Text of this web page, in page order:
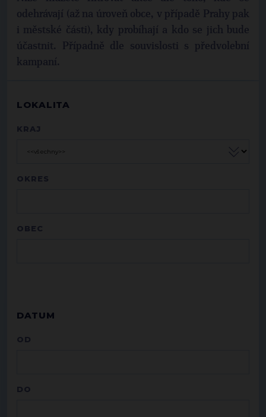
odehrávají (až na úroveň obce, v případě Prahy pak
i městské části), kdy probíhají a kdo se jich bude
účastnit. Případně dle souvislosti s předvolební
kampaní.
LOKALITA
KRAJ
OKRES
OBEC
DATUM
OD
DO